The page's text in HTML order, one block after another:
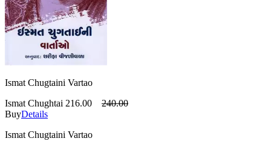
Ismat Chugtaini Vartao
Ismat Chughtai 216.00
240.00
BuyDetails
Ismat Chugtaini Vartao